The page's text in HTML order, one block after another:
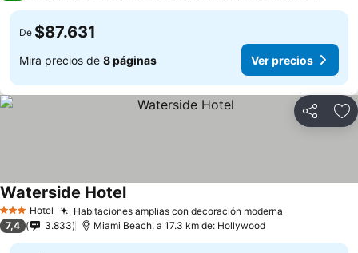
De $87.631
Mira precios de 8 páginas Ver precios
Compartir
3 Estrellas
Hotel Habitaciones amplias con decoración moderna
Waterside Hotel
7,4 3.833 Miami Beach, a 17.3 km de: Hollywood